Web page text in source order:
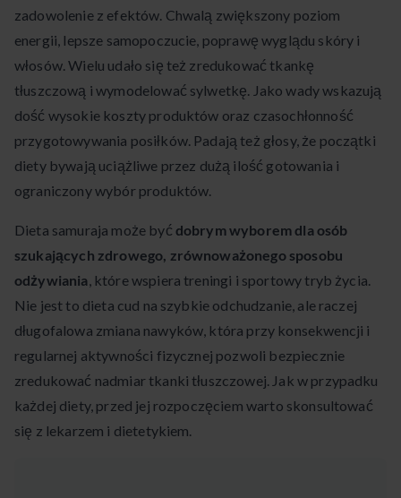
zadowolenie z efektów. Chwalą zwiększony poziom
energii, lepsze samopoczucie, poprawę wyglądu skóry i
włosów. Wielu udało się też zredukować tkankę
tłuszczową i wymodelować sylwetkę. Jako wady wskazują
dość wysokie koszty produktów oraz czasochłonność
przygotowywania posiłków. Padają też gło­sy, że początki
diety bywają uciążliwe przez dużą ilość gotowania i
ograniczony wybór produktów.
Dieta samuraja może być dobrym wyborem dla osób
szukających zdrowego, zrównoważonego sposobu
odżywiania, które wspiera treningi i sportowy tryb życia.
Nie jest to dieta cud na szybkie odchudzanie, ale raczej
długofalowa zmiana nawyków, która przy konsekwencji i
regularnej aktywności fizycznej pozwoli bezpiecznie
zredukować nadmiar tkanki tłuszczowej. Jak w przypadku
każdej diety, przed jej rozpoczęciem warto skonsultować
się z lekarzem i dietetykiem.